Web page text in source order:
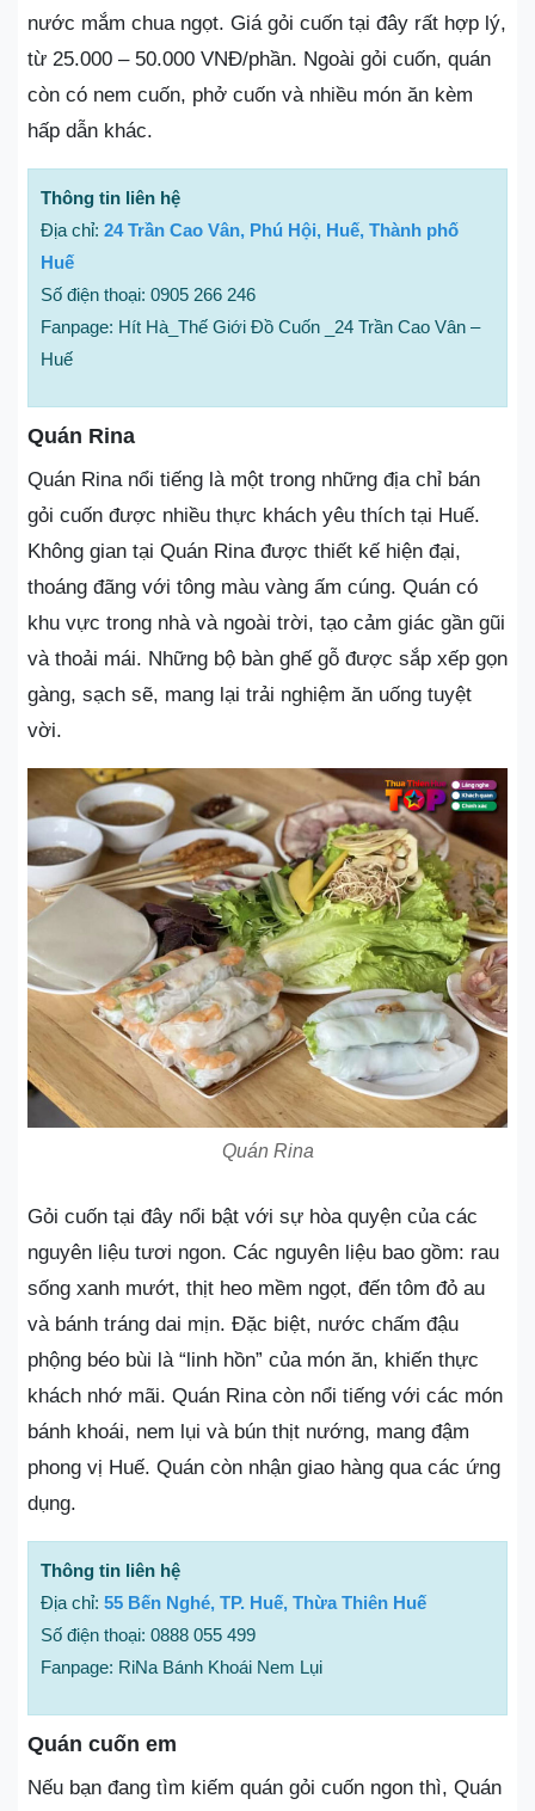
nước mắm chua ngọt. Giá gỏi cuốn tại đây rất hợp lý,
từ 25.000 – 50.000 VNĐ/phần. Ngoài gỏi cuốn, quán
còn có nem cuốn, phở cuốn và nhiều món ăn kèm
hấp dẫn khác.
Thông tin liên hệ
Địa chỉ: 24 Trần Cao Vân, Phú Hội, Huế, Thành phố
Huế
Số điện thoại: 0905 266 246
Fanpage: Hít Hà_Thế Giới Đồ Cuốn _24 Trần Cao Vân –
Huế
Quán Rina
Quán Rina nổi tiếng là một trong những địa chỉ bán
gỏi cuốn được nhiều thực khách yêu thích tại Huế.
Không gian tại Quán Rina được thiết kế hiện đại,
thoáng đãng với tông màu vàng ấm cúng. Quán có
khu vực trong nhà và ngoài trời, tạo cảm giác gần gũi
và thoải mái. Những bộ bàn ghế gỗ được sắp xếp gọn
gàng, sạch sẽ, mang lại trải nghiệm ăn uống tuyệt
vời.
Quán Rina
Gỏi cuốn tại đây nổi bật với sự hòa quyện của các
nguyên liệu tươi ngon. Các nguyên liệu bao gồm: rau
sống xanh mướt, thịt heo mềm ngọt, đến tôm đỏ au
và bánh tráng dai mịn. Đặc biệt, nước chấm đậu
phộng béo bùi là “linh hồn” của món ăn, khiến thực
khách nhớ mãi. Quán Rina còn nổi tiếng với các món
bánh khoái, nem lụi và bún thịt nướng, mang đậm
phong vị Huế. Quán còn nhận giao hàng qua các ứng
dụng.
Thông tin liên hệ
Địa chỉ: 55 Bến Nghé, TP. Huế, Thừa Thiên Huế
Số điện thoại: 0888 055 499
Fanpage: RiNa Bánh Khoái Nem Lụi
Quán cuốn em
Nếu bạn đang tìm kiếm quán gỏi cuốn ngon thì, Quán